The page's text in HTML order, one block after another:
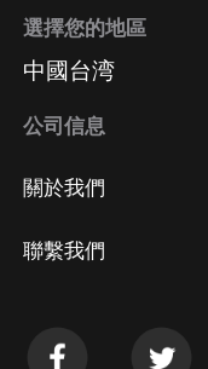
選擇您的地區
中國台湾
公司信息
關於我們
聯繫我們